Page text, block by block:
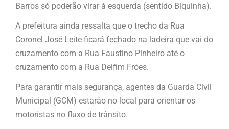
Barros só poderão virar à esquerda (sentido Biquinha).
A prefeitura ainda ressalta que o trecho da Rua
Coronel José Leite ficará fechado na ladeira que vai do
cruzamento com a Rua Faustino Pinheiro até o
cruzamento com a Rua Delfim Fróes.
Para garantir mais segurança, agentes da Guarda Civil
Municipal (GCM) estarão no local para orientar os
motoristas no fluxo de trânsito.